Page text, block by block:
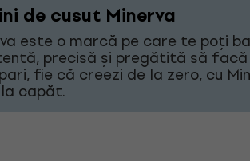
de cusut Minerva
este o marcă pe care te poți
precisă și pregătită să
fie că creezi de la zero, cu
capăt.